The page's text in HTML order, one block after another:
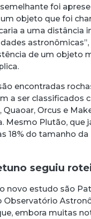
foi
objeto que foi
a uma distância
astronômicas”,
de um objeto
encontradas
a ser classificados
Orcus e
Mesmo Plutão,
18% do tamanho da
seguiu
novo estudo são
Observatório
embora muitas